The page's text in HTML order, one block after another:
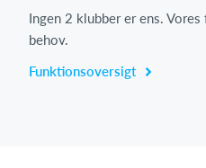
Ingen 2 klubber er ens.
behov.
Funktionsoversigt